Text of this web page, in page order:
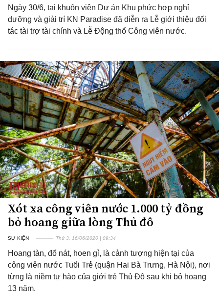
Ngày 30/6, tại khuôn viên Dự án Khu phức hợp nghỉ
dưỡng và giải trí KN Paradise đã diễn ra Lễ giới thiệu đối
tác tài trợ tài chính và Lễ Động thổ Công viên nước.
Xót xa công viên nước 1.000 tỷ đồng
bỏ hoang giữa lòng Thủ đô
SỰ KIỆN Thứ 3, 16/06/2020 | 09:34
Hoang tàn, đổ nát, hoen gỉ, là cảnh tượng hiện tại của
công viên nước Tuổi Trẻ (quận Hai Bà Trưng, Hà Nội), nơi
từng là niềm tự hào của giới trẻ Thủ Đô sau khi bỏ hoang
13 năm.